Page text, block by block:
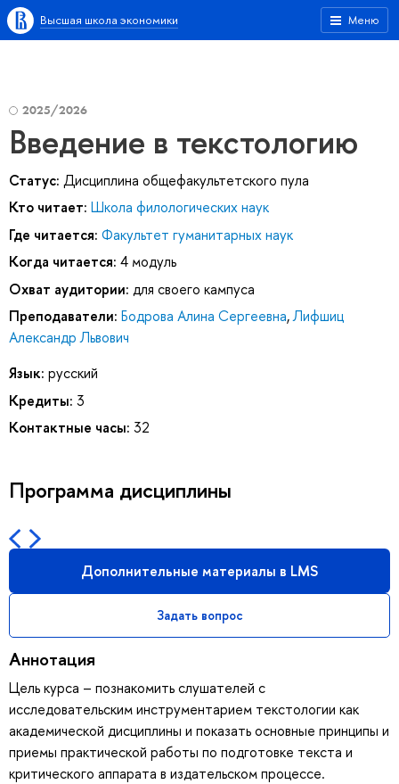
Меню
Высшая школа экономики
2025/2026
Введение в текстологию
Статус: Дисциплина общефакультетского пула
Кто читает: Школа филологических наук
Где читается: Факультет гуманитарных наук
Когда читается: 4 модуль
Охват аудитории: для своего кампуса
Преподаватели: Бодрова Алина Сергеевна,Лифшиц
Александр Львович
Язык: русский
Кредиты: 3
Контактные часы: 32
Программа дисциплины
Дополнительные материалы в LMS
Задать вопрос
Аннотация
Цель курса – познакомить слушателей с
исследовательским инструментарием текстологии как
академической дисциплины и показать основные принципы и
приемы практической работы по подготовке текста и
критического аппарата в издательском процессе.